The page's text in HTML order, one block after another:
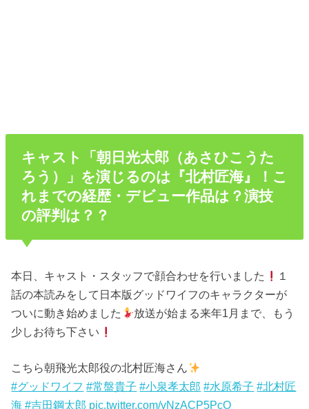
キャスト「朝日光太郎（あさひこうた
ろう）」を演じるのは『北村匠海』！こ
れまでの経歴・デビュー作品は？演技
の評判は？？
本日、キャスト・スタッフで顔合わせを行いました
１
話の本読みをして日本版グッドワイフのキャラクターが
ついに動き始めました
放送が始まる来年1月まで、もう
少しお待ち下さい
こちら朝飛光太郎役の北村匠海さん
#グッドワイフ #常盤貴子 #小泉孝太郎 #水原希子 #北村匠
海 #吉田鋼太郎 pic.twitter.com/vNzACP5PcO